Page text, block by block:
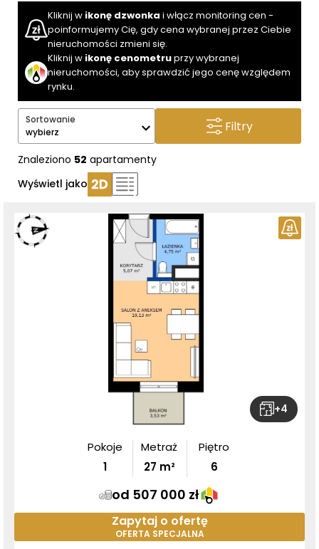
Kliknij w ikonę dzwonka i włącz monitoring cen -
poinformujemy Cię, gdy cena wybranej przez Ciebie
nieruchomości zmieni się.
Kliknij w ikonę cenometruprzy wybranej
nieruchomości, aby sprawdzić jego cenę względem
rynku.
Filtry
Sortowanie
wybierz
Znaleziono 52 apartamenty
Wyświetl jako
+4
Pokoje
1
Metraż
27 m²
Piętro
6
od 507 000 zł
Zapytaj o ofertę
OFERTA SPECJALNA